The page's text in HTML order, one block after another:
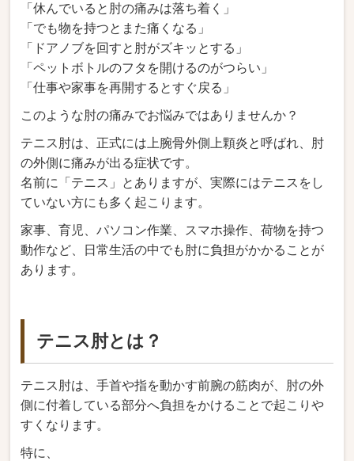
「休んでいると肘の痛みは落ち着く」
「でも物を持つとまた痛くなる」
「ドアノブを回すと肘がズキッとする」
「ペットボトルのフタを開けるのがつらい」
「仕事や家事を再開するとすぐ戻る」
このような肘の痛みでお悩みではありませんか？
テニス肘は、正式には上腕骨外側上顆炎と呼ばれ、肘
の外側に痛みが出る症状です。
名前に「テニス」とありますが、実際にはテニスをし
ていない方にも多く起こります。
家事、育児、パソコン作業、スマホ操作、荷物を持つ
動作など、日常生活の中でも肘に負担がかかることが
あります。
テニス肘とは？
テニス肘は、手首や指を動かす前腕の筋肉が、肘の外
側に付着している部分へ負担をかけることで起こりや
すくなります。
特に、